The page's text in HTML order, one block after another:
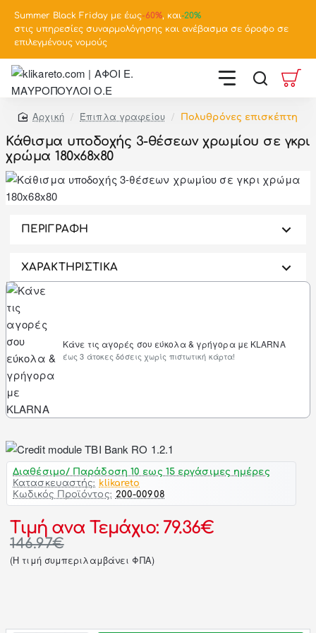
Summer Black Friday με έως-60%, και-20%
στις υπηρεσίες συναρμολόγησης και ανέβασμα σε όροφο σε
επιλεγμένους νομούς
home
Έπιπλα γραφείου Πολυθρόνες επισκέπτη
Κάθισμα υποδοχής 3-θέσεων χρωμίου σε γκρι
χρώμα 180x68x80
ΠΕΡΙΓΡΑΦΗ
ΧΑΡΑΚΤΗΡΙΣΤΙΚΑ
Κάνε τις αγορές σου εύκολα & γρήγορα με KLARNA
έως 3 άτοκες δόσεις χωρίς πιστωτική κάρτα!
Διαθέσιμο/ Παράδοση 10 εως 15 εργάσιμες ημέρες
Κατασκευαστής: klikareto
Κωδικός Προϊόντος: 200-00908
Τιμή ανα Τεμάχιο: 79.36€
146.97€
(H τιμή συμπεριλαμβάνει ΦΠΑ)